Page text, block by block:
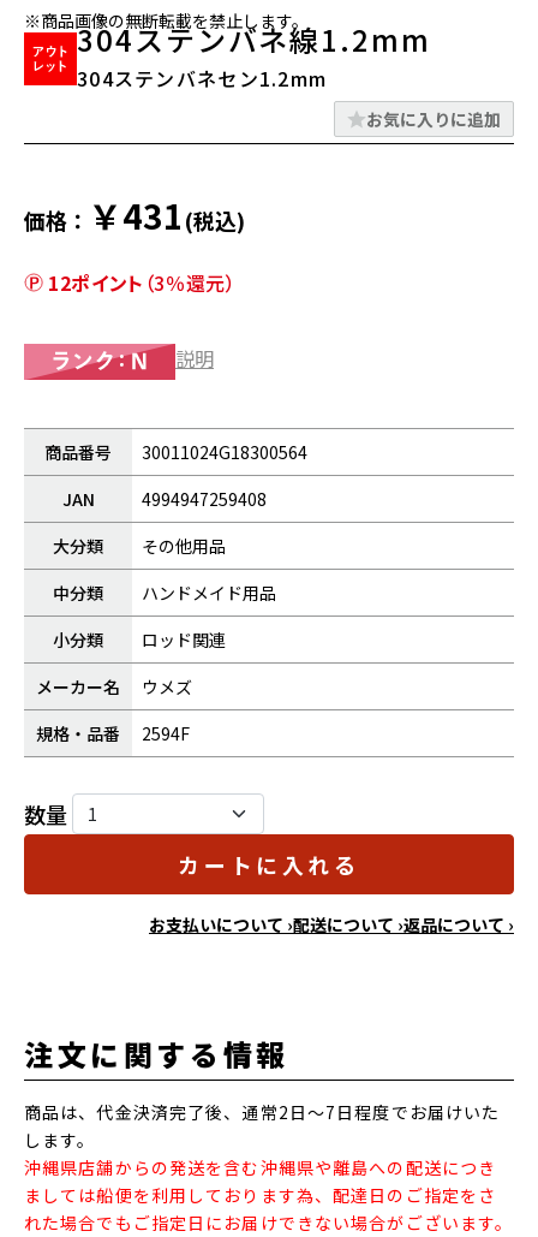
※商品画像の無断転載を禁止します。
304ステンバネ線1.2mm
304ステンバネセン1.2mm
お気に入りに追加
価格： ￥431(税込)
12ポイント （3％還元）
説明
商品番号
30011024G18300564
JAN
4994947259408
大分類
その他用品
中分類
ハンドメイド用品
小分類
ロッド関連
メーカー名
ウメズ
規格・品番
2594F
数量
カートに入れる
お支払いについて ›配送について ›返品について ›
注文に関する情報
商品は、代金決済完了後、通常2日～7日程度でお届けいた
します。
沖縄県店舗からの発送を含む沖縄県や離島への配送につき
ましては船便を利用しております為、配達日のご指定をさ
れた場合でもご指定日にお届けできない場合がございます。